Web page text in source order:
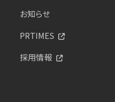
お知らせ
PRTIMES
採用情報